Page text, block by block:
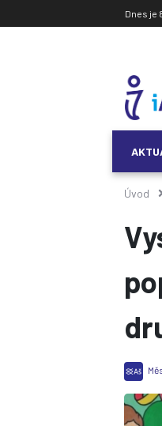
Dnes je
Úvod